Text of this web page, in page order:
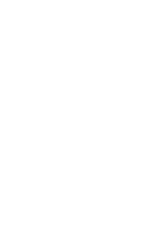
tekitada ebatäpsusi